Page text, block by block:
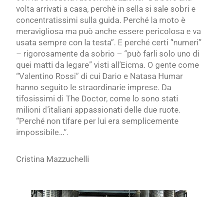
volta arrivati a casa, perchè in sella si sale sobri e
concentratissimi sulla guida. Perché la moto è
meravigliosa ma può anche essere pericolosa e va
usata sempre con la testa”. E perché certi “numeri”
– rigorosamente da sobrio – “può farli solo uno di
quei matti da legare” visti all’Eicma. O gente come
“Valentino Rossi” di cui Dario e Natasa Humar
hanno seguito le straordinarie imprese. Da
tifosissimi di The Doctor, come lo sono stati
milioni d’italiani appassionati delle due ruote.
“Perché non tifare per lui era semplicemente
impossibile…”.
Cristina Mazzuchelli